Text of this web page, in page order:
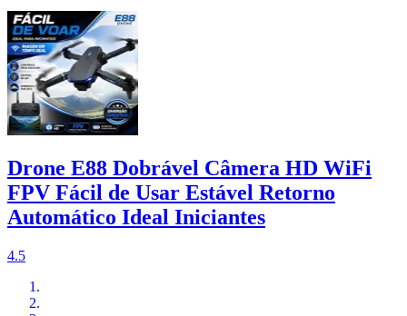
Drone E88 Dobrável Câmera HD WiFi
FPV Fácil de Usar Estável Retorno
Automático Ideal Iniciantes
4.5